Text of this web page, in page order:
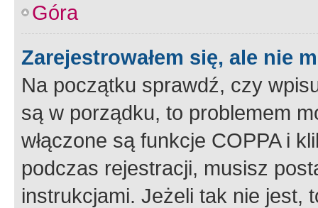
Góra
Zarejestrowałem się, ale nie
Na początku sprawdź, czy
są w porządku, to problemem
włączone są funkcje COPPA i
podczas rejestracji, musisz
instrukcjami. Jeżeli tak nie jest,